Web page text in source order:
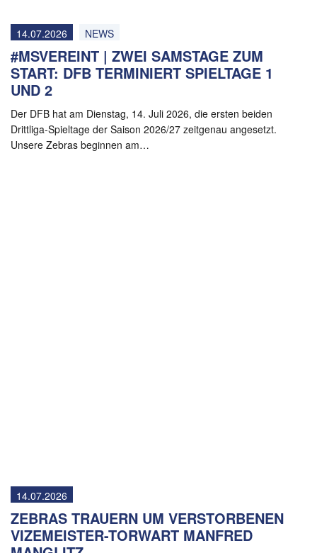
14.07.2026 NEWS
#MSVEREINT | ZWEI SAMSTAGE ZUM
START: DFB TERMINIERT SPIELTAGE 1
UND 2
Der DFB hat am Dienstag, 14. Juli 2026, die ersten beiden
Drittliga-Spieltage der Saison 2026/27 zeitgenau angesetzt.
Unsere Zebras beginnen am…
14.07.2026
ZEBRAS TRAUERN UM VERSTORBENEN
VIZEMEISTER-TORWART MANFRED